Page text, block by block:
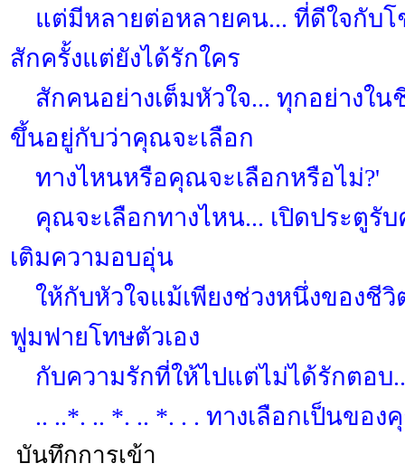
แต่มีหลายต่อหลายคน... ที่ดีใจกับโ
สักครั้งแต่ยังได้รักใคร
สักคนอย่างเต็มหัวใจ... ทุกอย่างใน
ขึ้นอยู่กับว่าคุณจะเลือก
ทางไหนหรือคุณจะเลือกหรือไม่?'
คุณจะเลือกทางไหน... เปิดประตูรับ
เติมความอบอุ่น
ให้กับหัวใจแม้เพียงช่วงหนึ่งของชีวิ
ฟูมฟายโทษตัวเอง
กับความรักที่ให้ไปแต่ไม่ได้รักตอบ
.. ..*. .. *. .. *. . . ทางเลือกเป็นของ
บันทึกการเข้า